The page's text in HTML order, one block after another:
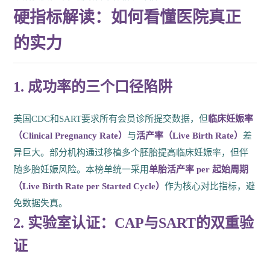
硬指标解读：如何看懂医院真正
的实力
1. 成功率的三个口径陷阱
美国CDC和SART要求所有会员诊所提交数据，但 临床妊娠率
（Clinical Pregnancy Rate）与活产率（Live Birth Rate） 差
异巨大。部分机构通过移植多个胚胎提高临床妊娠率，但伴
随多胎妊娠风险。本榜单统一采用单胎活产率 per 起始周期
（Live Birth Rate per Started Cycle）作为核心对比指标，避
免数据失真。
2. 实验室认证：CAP与SART的双重验
证